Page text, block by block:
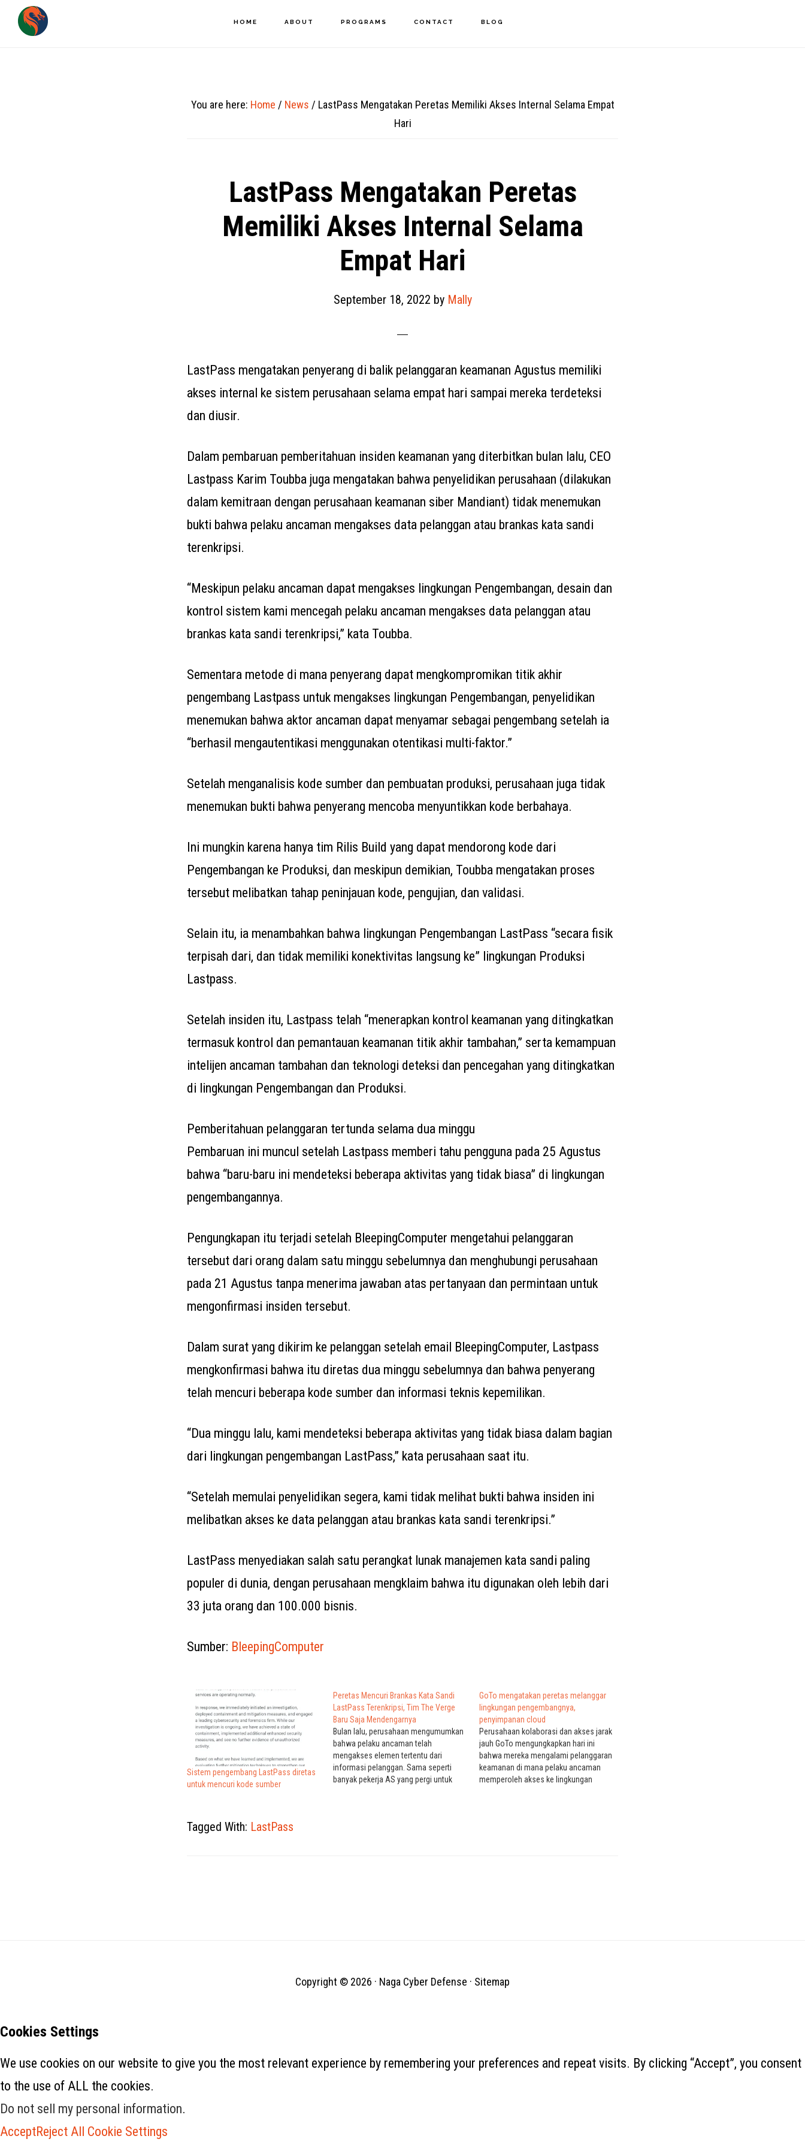
Skip
HOME ABOUT PROGRAMS CONTACT BLOG
You are here: Home / News / LastPass Mengatakan Peretas Memiliki Akses Internal Selama Empat
Hari
LastPass Mengatakan Peretas
Memiliki Akses Internal Selama
Empat Hari
September 18, 2022 by Mally
LastPass mengatakan penyerang di balik pelanggaran keamanan Agustus memiliki
akses internal ke sistem perusahaan selama empat hari sampai mereka terdeteksi
dan diusir.
Dalam pembaruan pemberitahuan insiden keamanan yang diterbitkan bulan lalu, CEO
Lastpass Karim Toubba juga mengatakan bahwa penyelidikan perusahaan (dilakukan
dalam kemitraan dengan perusahaan keamanan siber Mandiant) tidak menemukan
bukti bahwa pelaku ancaman mengakses data pelanggan atau brankas kata sandi
terenkripsi.
“Meskipun pelaku ancaman dapat mengakses lingkungan Pengembangan, desain dan
kontrol sistem kami mencegah pelaku ancaman mengakses data pelanggan atau
brankas kata sandi terenkripsi,” kata Toubba.
Sementara metode di mana penyerang dapat mengkompromikan titik akhir
pengembang Lastpass untuk mengakses lingkungan Pengembangan, penyelidikan
menemukan bahwa aktor ancaman dapat menyamar sebagai pengembang setelah ia
“berhasil mengautentikasi menggunakan otentikasi multi-faktor.”
Setelah menganalisis kode sumber dan pembuatan produksi, perusahaan juga tidak
menemukan bukti bahwa penyerang mencoba menyuntikkan kode berbahaya.
Ini mungkin karena hanya tim Rilis Build yang dapat mendorong kode dari
Pengembangan ke Produksi, dan meskipun demikian, Toubba mengatakan proses
tersebut melibatkan tahap peninjauan kode, pengujian, dan validasi.
Selain itu, ia menambahkan bahwa lingkungan Pengembangan LastPass “secara fisik
terpisah dari, dan tidak memiliki konektivitas langsung ke” lingkungan Produksi
Lastpass.
Setelah insiden itu, Lastpass telah “menerapkan kontrol keamanan yang ditingkatkan
termasuk kontrol dan pemantauan keamanan titik akhir tambahan,” serta kemampuan
intelijen ancaman tambahan dan teknologi deteksi dan pencegahan yang ditingkatkan
di lingkungan Pengembangan dan Produksi.
Pemberitahuan pelanggaran tertunda selama dua minggu
Pembaruan ini muncul setelah Lastpass memberi tahu pengguna pada 25 Agustus
bahwa “baru-baru ini mendeteksi beberapa aktivitas yang tidak biasa” di lingkungan
pengembangannya.
Pengungkapan itu terjadi setelah BleepingComputer mengetahui pelanggaran
tersebut dari orang dalam satu minggu sebelumnya dan menghubungi perusahaan
pada 21 Agustus tanpa menerima jawaban atas pertanyaan dan permintaan untuk
mengonfirmasi insiden tersebut.
Dalam surat yang dikirim ke pelanggan setelah email BleepingComputer, Lastpass
mengkonfirmasi bahwa itu diretas dua minggu sebelumnya dan bahwa penyerang
telah mencuri beberapa kode sumber dan informasi teknis kepemilikan.
“Dua minggu lalu, kami mendeteksi beberapa aktivitas yang tidak biasa dalam bagian
dari lingkungan pengembangan LastPass,” kata perusahaan saat itu.
“Setelah memulai penyelidikan segera, kami tidak melihat bukti bahwa insiden ini
melibatkan akses ke data pelanggan atau brankas kata sandi terenkripsi.”
LastPass menyediakan salah satu perangkat lunak manajemen kata sandi paling
populer di dunia, dengan perusahaan mengklaim bahwa itu digunakan oleh lebih dari
33 juta orang dan 100.000 bisnis.
Sumber: BleepingComputer
Sistem pengembang LastPass diretas
untuk mencuri kode sumber
Peretas Mencuri Brankas Kata Sandi
LastPass Terenkripsi, Tim The Verge
Baru Saja Mendengarnya
Bulan lalu, perusahaan mengumumkan
bahwa pelaku ancaman telah
mengakses elemen tertentu dari
informasi pelanggan. Sama seperti
banyak pekerja AS yang pergi untuk
GoTo mengatakan peretas melanggar
lingkungan pengembangnya,
penyimpanan cloud
Perusahaan kolaborasi dan akses jarak
jauh GoTo mengungkapkan hari ini
bahwa mereka mengalami pelanggaran
keamanan di mana pelaku ancaman
memperoleh akses ke lingkungan
Tagged With: LastPass
Copyright © 2026 · Naga Cyber Defense · Sitemap
Cookies Settings
We use cookies on our website to give you the most relevant experience by remembering your preferences and repeat visits. By clicking “Accept”, you consent
to the use of ALL the cookies.
Do not sell my personal information.
AcceptReject All Cookie Settings